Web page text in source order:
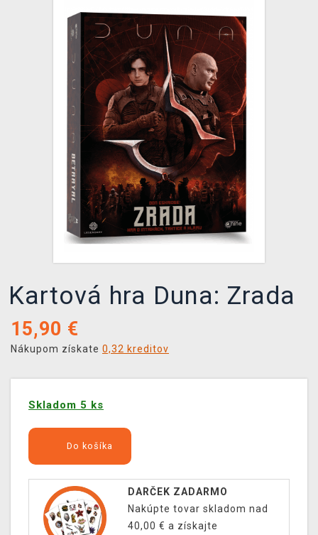
XZONE KLUB
Kartová hra Duna: Zrada
15,90 €
Nákupom získate 0,32 kreditov
Skladom 5 ks
Do košíka
DARČEK ZADARMO
Nakúpte tovar skladom nad
40,00 € a získajte